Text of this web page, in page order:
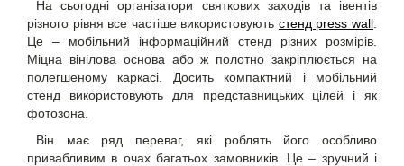
На сьогодні організатори святкових заходів та івентів
різного рівня все частіше використовують стенд press wall
Це – мобільний інформаційний стенд різних розмірів.
Міцна вінілова основа або ж полотно закріплюється на
полегшеному каркасі. Досить компактний і мобільний
стенд використовують для представницьких цілей і як
фотозона.
Він має ряд переваг, які роблять його особливо
привабливим в очах багатьох замовників. Це – зручний і